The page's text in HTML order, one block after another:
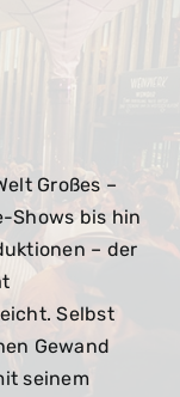
Großes –
Shows bis hin
– der
Selbst
Gewand
seinem